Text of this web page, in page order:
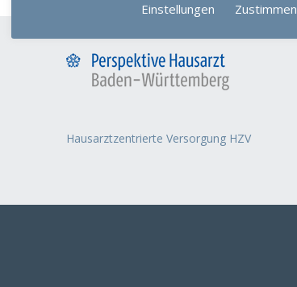
Hausarztzentrierte Versorgung HZV
Einstellungen
Zustimmen